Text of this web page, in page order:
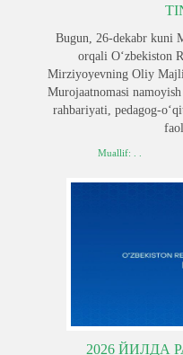
Bugun, 26-dekabr kuni
orqali O‘zbekiston
Mirziyoyevning Oliy
Murojaatnomasi
rahbariyati, pedagog-
Muallif: . .
2026 ЙИЛДА